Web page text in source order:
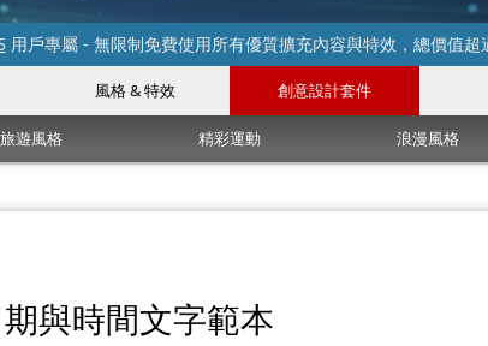
用戶專屬 - 無限制免費使用所有優質擴充內容與特效，總價值超
風格 & 特效 創意設計套件
旅遊風格 精彩運動 浪漫風格
期與時間文字範本